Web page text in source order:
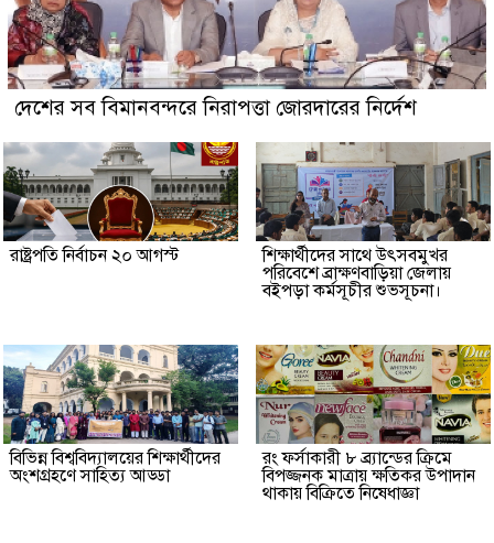
দেশের সব বিমানবন্দরে নিরাপত্তা জোরদারের নির্দেশ
রাষ্ট্রপতি নির্বাচন ২০ আগস্ট
শিক্ষার্থীদের সাথে উৎসবমুখর
পরিবেশে ব্রাক্ষণবাড়িয়া জেলায়
বইপড়া কর্মসূচীর শুভসূচনা।
বিভিন্ন বিশ্ববিদ্যালয়ের শিক্ষার্থীদের
অংশগ্রহণে সাহিত্য আড্ডা
রং ফর্সাকারী ৮ ব্র্যান্ডের ক্রিমে
বিপজ্জনক মাত্রায় ক্ষতিকর উপাদান
থাকায় বিক্রিতে নিষেধাজ্ঞা